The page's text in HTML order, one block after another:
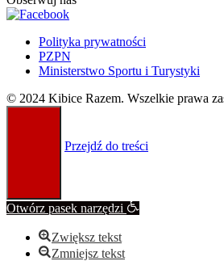
Polityka prywatności
PZPN
Ministerstwo Sportu i Turystyki
© 2024 Kibice Razem. Wszelkie prawa
Przejdź do treści
Otwórz pasek narzędzi
Zwiększ tekst
Zmniejsz tekst